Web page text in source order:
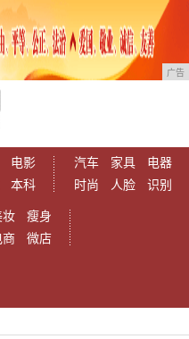
广告
电影
本科
汽车 家具
电器
时尚
人脸 识别
妆
瘦身
商 微店